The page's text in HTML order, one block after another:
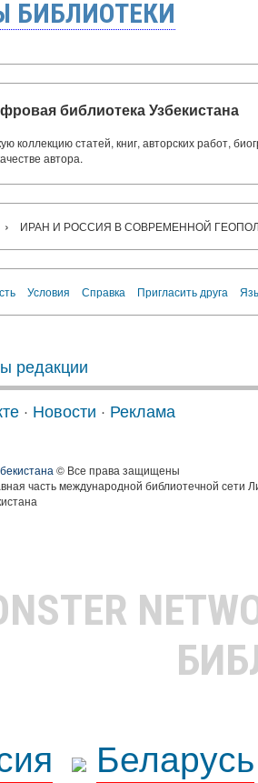
БИБЛИОТЕКИ
библиотека Узбекистана
коллекцию статей, книг, авторских работ,
автора.
› ИРАН И РОССИЯ В СОВРЕМЕННОЙ
Условия Справка Пригласить друга
редакции
· Новости · Реклама
© Все права защищены
часть международной библиотечной сети
Беларусь